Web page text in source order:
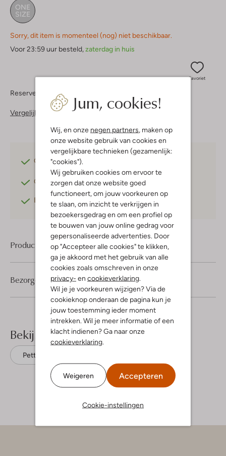
Jum, cookies!
Wij, en onze negen partners, maken op
onze website gebruik van cookies en
vergelijkbare technieken (gezamenlijk:
"cookies").
Wij gebruiken cookies om ervoor te
zorgen dat onze website goed
functioneert, om jouw voorkeuren op
te slaan, om inzicht te verkrijgen in
bezoekersgedrag en om een profiel op
te bouwen van jouw online gedrag voor
gepersonaliseerde advertenties. Door
op "Accepteer alle cookies" te klikken,
ga je akkoord met het gebruik van alle
cookies zoals omschreven in onze
privacy- en cookieverklaring.
Wil je je voorkeuren wijzigen? Via de
cookieknop onderaan de pagina kun je
jouw toestemming ieder moment
intrekken. Wil je meer informatie of een
klacht indienen? Ga naar onze
cookieverklaring.
Weigeren Accepteren
Cookie-instellingen
ONE
SIZE
Sorry, dit item is momenteel (nog) niet beschikbaar.
Voor 23:59 uur besteld,zaterdag in huis
Favoriet
Reserveer direct in een van onze 37 boutiques
Vergelijkbare items
Gratis verzending
Gratis retournerenbinnen 30 dagen*
Betaal achteraf met Klarna
Product informatie
Bezorgen & retourneren
Bekijk meer
Petten